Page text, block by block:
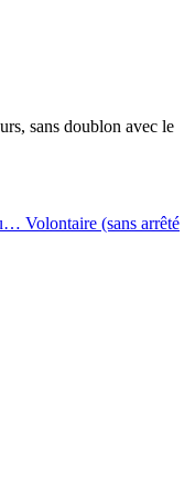
sans doublon avec le
Volontaire (sans arrêté